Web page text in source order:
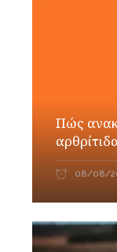
Πώς
08/08/